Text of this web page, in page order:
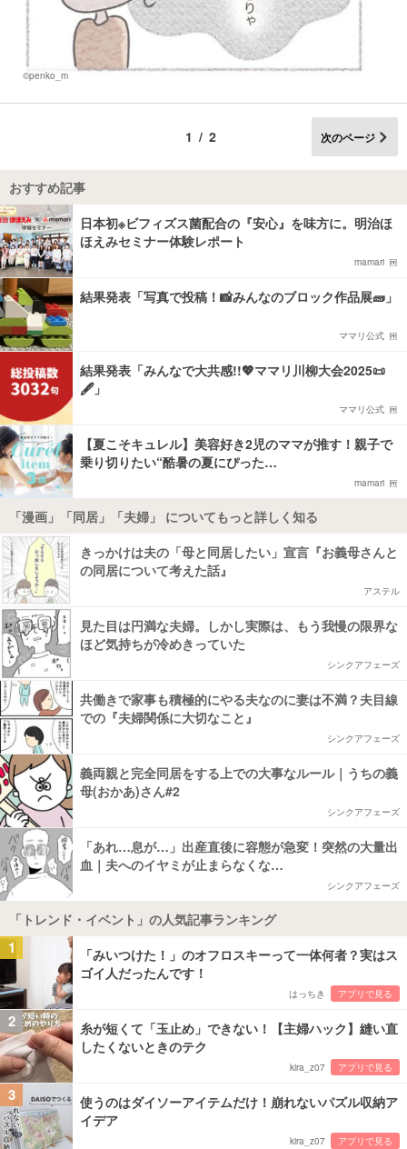
©penko_m
1/2 次のページ
おすすめ記事
日本初※ビフィズス菌配合の『安心』を味方に。明治ほ
ほえみセミナー体験レポート
mamari
結果発表「写真で投稿！📸みんなのブロック作品展🧱」
ママリ公式
結果発表「みんなで大共感!!💖ママリ川柳大会2025📜
🖋️」
ママリ公式
【夏こそキュレル】美容好き2児のママが推す！親子で
乗り切りたい“酷暑の夏にぴった…
mamari
「漫画」「同居」「夫婦」 についてもっと詳しく知る
きっかけは夫の「母と同居したい」宣言『お義母さんと
の同居について考えた話』
アステル
見た目は円満な夫婦。しかし実際は、もう我慢の限界な
ほど気持ちが冷めきっていた
シンクアフェーズ
共働きで家事も積極的にやる夫なのに妻は不満？夫目線
での『夫婦関係に大切なこと』
シンクアフェーズ
義両親と完全同居をする上での大事なルール｜うちの義
母(おかあ)さん#2
シンクアフェーズ
「あれ…息が…」出産直後に容態が急変！突然の大量出
血｜夫へのイヤミが止まらなくな…
シンクアフェーズ
「トレンド・イベント」の人気記事ランキング
1
「みいつけた！」のオフロスキーって一体何者？実はス
ゴイ人だったんです！
はっちき アプリで見る
2
糸が短くて「玉止め」できない！【主婦ハック】縫い直
したくないときのテク
kira_z07 アプリで見る
3
使うのはダイソーアイテムだけ！崩れないパズル収納ア
イデア
kira_z07 アプリで見る